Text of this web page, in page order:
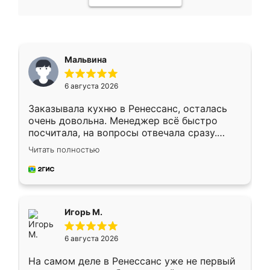
Мальвина
6 августа 2026
Заказывала кухню в Ренессанс, осталась
очень довольна. Менеджер всё быстро
посчитала, на вопросы отвечала сразу.
Замерщик приехал в субботу, подошёл к
делу со всей ответственностью. Собрали
за день, ребята работали аккуратно, даже
Читать полностью
Игорь М.
6 августа 2026
На самом деле в Ренессанс уже не первый